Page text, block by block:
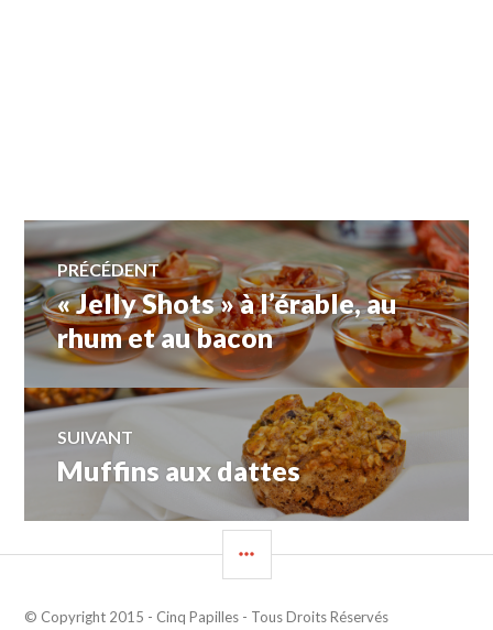
Navigation
de
l'article
PRÉCÉDENT
Article
précédent :
« Jelly Shots » à l’érable, au
rhum et au bacon
SUIVANT
Article
Suivant:
Muffins aux dattes
LATÉRALE
© Copyright 2015 - Cinq Papilles - Tous Droits Réservés